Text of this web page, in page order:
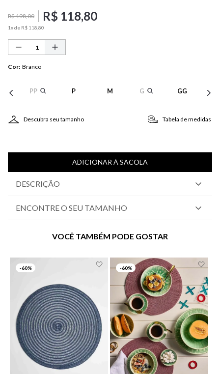
R$198,00 R$ 118,80
1x de R$ 118 80
Cor: Branco
PP P M G GG
Descubra seu tamanho Tabela de medidas
ADICIONAR À SACOLA
DESCRIÇÃO
ENCONTRE O SEU TAMANHO
VOCÊ TAMBÉM PODE GOSTAR
-60% -60%